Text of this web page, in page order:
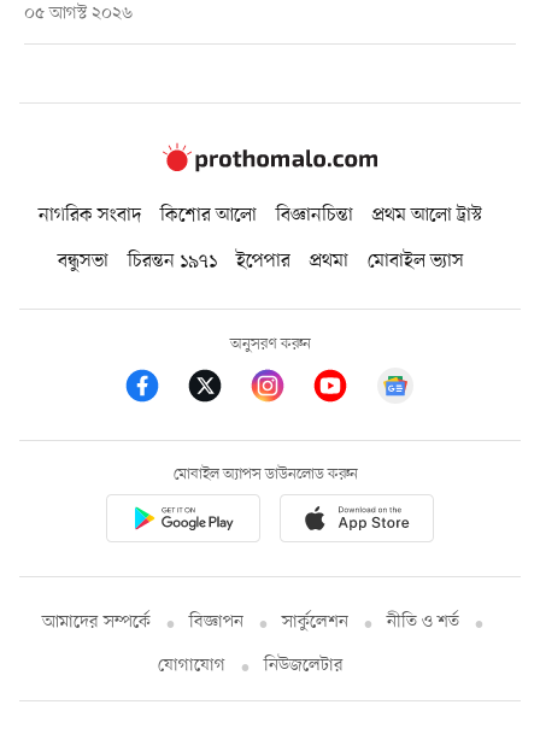
০৫ আগস্ট ২০২৬
নাগরিক সংবাদ কিশোর আলো বিজ্ঞানচিন্তা
প্রথম আলো ট্রাস্ট
বন্ধুসভা
চিরন্তন ১৯৭১ ইপেপার প্রথমা মোবাইল ভ্যাস
অনুসরণ করুন
মোবাইল অ্যাপস ডাউনলোড করুন
আমাদের সম্পর্কে বিজ্ঞাপন সার্কুলেশন
নীতি ও শর্ত
যোগাযোগ
নিউজলেটার